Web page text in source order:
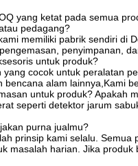
yang ketat pada semua
pedagang?
memiliki pabrik sendiri di
penyimpanan,
untuk produk?
yang cocok untuk peralatan
bencana alam lainnya,Kami
untuk produk? Apakah
seperti detektor jarum
purna jualmu?
prinsip kami selalu.
masalah harian. Jika